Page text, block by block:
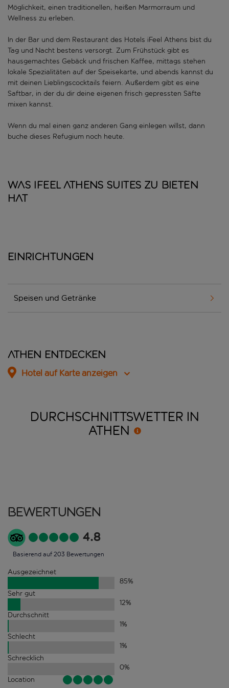
Möglichkeit, einen traditionellen, heißen Marmorraum und
Wellness zu erleben.
In der Bar und dem Restaurant des Hotels iFeel Athens bist du
Tag und Nacht bestens versorgt. Zum Frühstück gibt es
hausgemachtes Gebäck und frischen Kaffee, mittags stehen
lokale Spezialitäten auf der Speisekarte, und abends kannst du
mit deinen Lieblingscocktails feiern. Außerdem gibt es eine
Saftbar, in der du dir deine eigenen frisch gepressten Säfte
mixen kannst.
Wenn du mal einen ganz anderen Gang einlegen willst, dann
buche dieses Refugium noch heute.
Was iFeel Athens Suites zu bieten
hat
Einrichtungen
Speisen und Getränke
Athen entdecken
Hotel auf Karte anzeigen
DURCHSCHNITTSWETTER IN
ATHEN
Bewertungen
4.8
Basierend auf 203 Bewertungen
Ausgezeichnet
85%
Sehr gut
12%
Durchschnitt
1%
Schlecht
1%
Schrecklich
0%
Location